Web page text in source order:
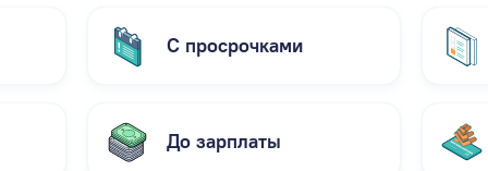
С просрочками
До зарплаты